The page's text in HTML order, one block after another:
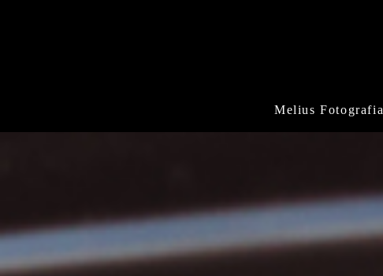
Melius Fotografia